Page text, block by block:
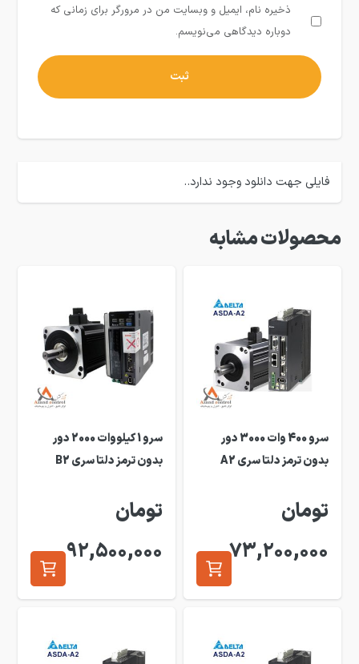
ذخیره نام، ایمیل و وبسایت من در مرورگر برای زمانی که
دوباره دیدگاهی می‌نویسم.
فایلی جهت دانلود وجود ندارد..
محصولات مشابه
سرو 400 وات 3000 دور
بدون ترمز دلتا سری A2
تومان
73,200,000
سرو 1 کیلووات 2000 دور
بدون ترمز دلتا سری B2
تومان
92,500,000